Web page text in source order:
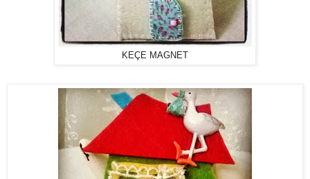
KEÇE MAGNET